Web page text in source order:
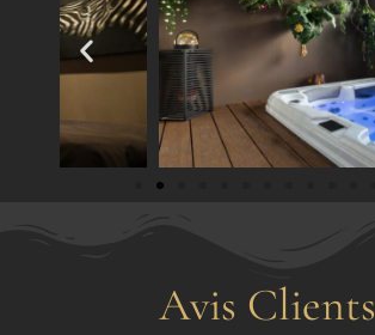
Avis Clients